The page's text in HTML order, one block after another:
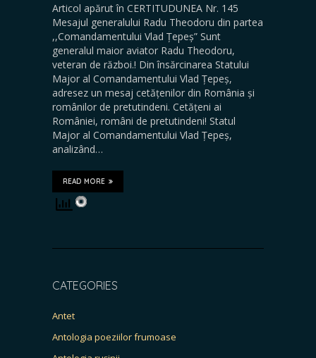
Articol apărut în CERTITUDUNEA Nr. 145
Mesajul generalului Radu Theodoru din partea
,,Comandamentului Vlad Țepeș” Sunt
generalul maior aviator Radu Theodoru,
veteran de război.! Din însărcinarea Statului
Major al Comandamentului Vlad Țepeș,
adresez un mesaj cetățenilor din România și
românilor de pretutindeni. ​Cetățeni ai
României, români de pretutindeni! Statul
Major al Comandamentului Vlad Țepeș,
analizând…
READ MORE
CATEGORIES
Antet
Antologia poeziilor frumoase